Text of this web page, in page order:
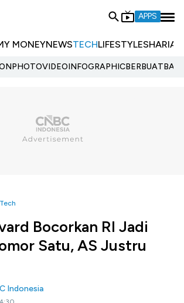
APPS
MONEYNEWSTECHLIFESTYLESHARIA
PHOTOVIDEOINFOGRAPHIC
Bocorkan RI Jadi
Satu, AS Justru
Indonesia